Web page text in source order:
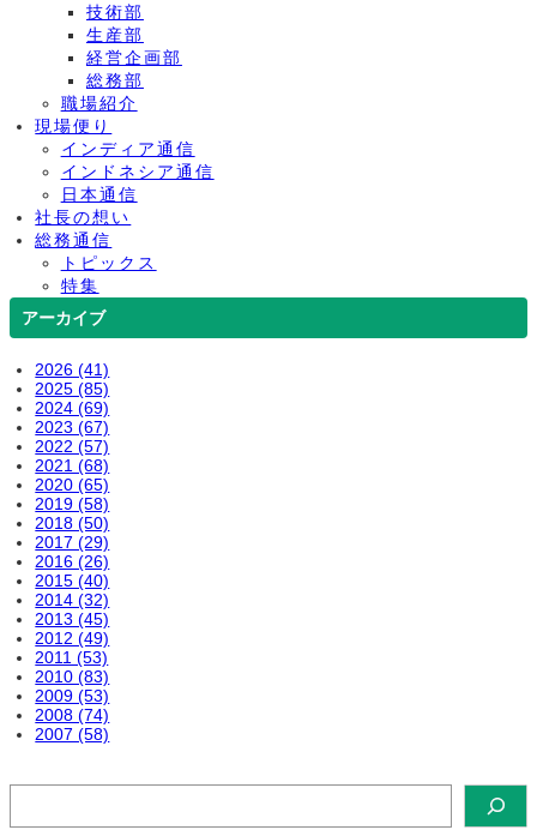
技術部
生産部
経営企画部
総務部
職場紹介
現場便り
インディア通信
インドネシア通信
日本通信
社長の想い
総務通信
トピックス
特集
アーカイブ
2026 (41)
2025 (85)
2024 (69)
2023 (67)
2022 (57)
2021 (68)
2020 (65)
2019 (58)
2018 (50)
2017 (29)
2016 (26)
2015 (40)
2014 (32)
2013 (45)
2012 (49)
2011 (53)
2010 (83)
2009 (53)
2008 (74)
2007 (58)